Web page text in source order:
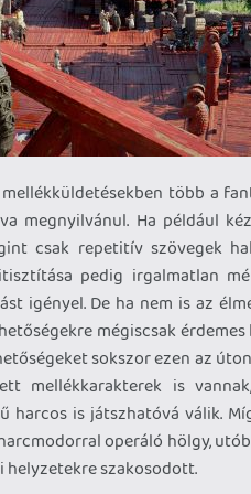
több a
megnyilvánul. Ha például
csak repetitív szövegek
pedig irgalmatlan
igényel. De ha nem is az
mégiscsak
sokszor ezen az
mellékkarakterek is
harcos is játszhatóvá válik.
operáló hölgy,
helyzetekre szakosodott.